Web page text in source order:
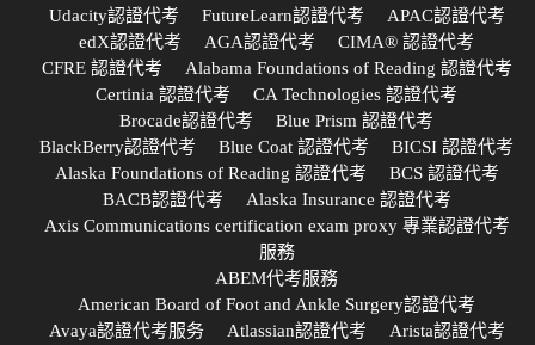
Udacity認證代考
FutureLearn認證代考
APAC認證代考
edX認證代考
AGA認證代考
CIMA® 認證代考
CFRE 認證代考
Alabama Foundations of Reading 認證代考
Certinia 認證代考
CA Technologies 認證代考
Brocade認證代考
Blue Prism 認證代考
BlackBerry認證代考
Blue Coat 認證代考
BICSI 認證代考
Alaska Foundations of Reading 認證代考
BCS 認證代考
BACB認證代考
Alaska Insurance 認證代考
Axis Communications certification exam proxy 專業認證代考
服務
ABEM代考服務
American Board of Foot and Ankle Surgery認證代考
Avaya認證代考服务
Atlassian認證代考
Arista認證代考